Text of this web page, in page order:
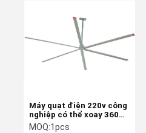
Máy quạt điện 220v công
nghiệp có thể xoay 360
độ
MOQ:1pcs